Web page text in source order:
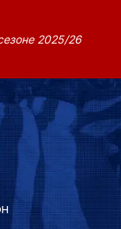
2025/26